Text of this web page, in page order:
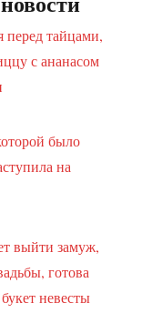
перед тайцами,
с ананасом
было
на
выйти замуж,
готова
невесты